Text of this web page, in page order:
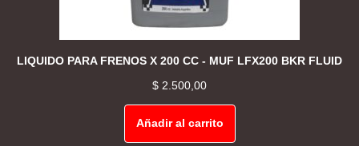
LIQUIDO PARA FRENOS X 200 CC - MUF LFX200 BKR FLUID
$ 2.500,00
Añadir al carrito